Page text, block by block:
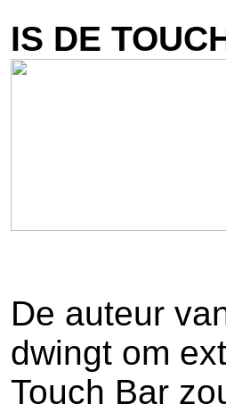
IS DE
De auteur
dwingt om
Touch Bar